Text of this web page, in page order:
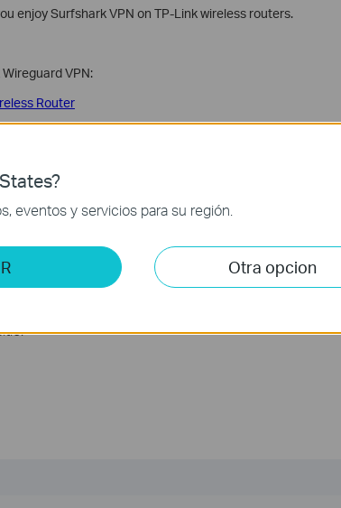
enjoy Surfshark VPN on TP-Link wireless routers.
VPN:
Router
manual setup process:
Link Wireless Router
Wireless Router
eventos y servicios para su región.
Otra opcion